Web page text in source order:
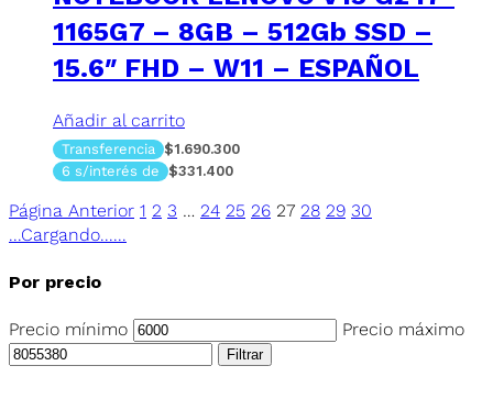
1165G7 – 8GB – 512Gb SSD –
15.6″ FHD – W11 – ESPAÑOL
Añadir al carrito
Transferencia $1.690.300
6 s/interés de $331.400
Página Anterior 1 2 3 … 24 25 26 27 28 29 30
...Cargando......
Por precio
Precio mínimo Precio máximo
Filtrar